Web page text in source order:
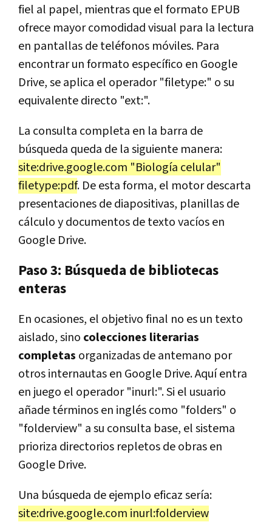
fiel al papel, mientras que el formato EPUB
ofrece mayor comodidad visual para la lectura
en pantallas de teléfonos móviles. Para
encontrar un formato específico en Google
Drive, se aplica el operador "filetype:" o su
equivalente directo "ext:".
La consulta completa en la barra de
búsqueda queda de la siguiente manera:
site:drive.google.com "Biología celular"
filetype:pdf. De esta forma, el motor descarta
presentaciones de diapositivas, planillas de
cálculo y documentos de texto vacíos en
Google Drive.
Paso 3: Búsqueda de bibliotecas
enteras
En ocasiones, el objetivo final no es un texto
aislado, sino colecciones literarias
completas organizadas de antemano por
otros internautas en Google Drive. Aquí entra
en juego el operador "inurl:". Si el usuario
añade términos en inglés como "folders" o
"folderview" a su consulta base, el sistema
prioriza directorios repletos de obras en
Google Drive.
Una búsqueda de ejemplo eficaz sería:
site:drive.google.com inurl:folderview